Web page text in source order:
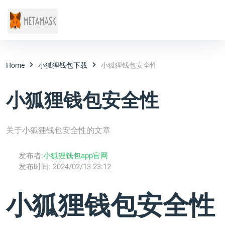
Home 小狐狸钱包下载 小狐狸钱包安全性
小狐狸钱包安全性
关于小狐狸钱包安全性的文章
发布者:小狐狸钱包app官网
发布时间: 2024/02/13 23:12
小狐狸钱包安全性